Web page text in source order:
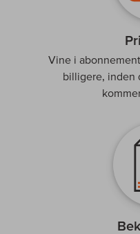
Vine i
billigere, inden